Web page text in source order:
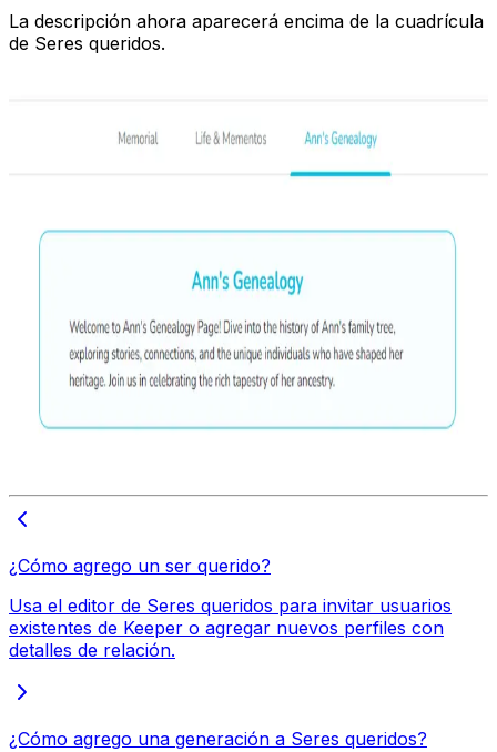
La descripción ahora aparecerá encima de la cuadrícula
de Seres queridos.
¿Cómo agrego un ser querido?
Usa el editor de Seres queridos para invitar usuarios
existentes de Keeper o agregar nuevos perfiles con
detalles de relación.
¿Cómo agrego una generación a Seres queridos?